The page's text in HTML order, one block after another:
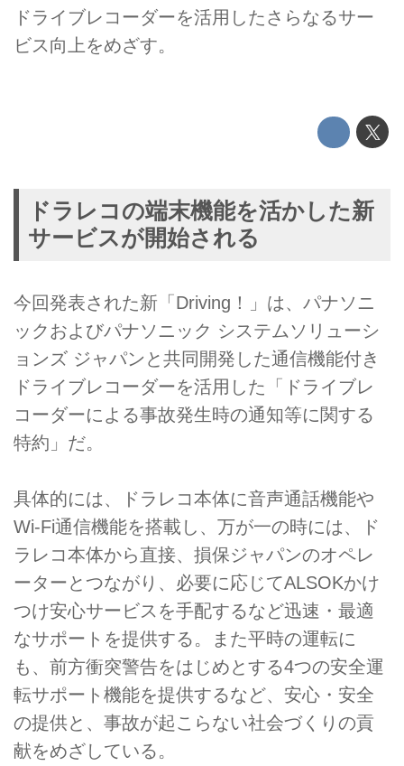
ドライブレコーダーを活用したさらなるサー
ビス向上をめざす。
ドラレコの端末機能を活かした新
サービスが開始される
今回発表された新「Driving！」は、パナソニ
ックおよびパナソニック システムソリューシ
ョンズ ジャパンと共同開発した通信機能付き
ドライブレコーダーを活用した「ドライブレ
コーダーによる事故発生時の通知等に関する
特約」だ。
具体的には、ドラレコ本体に音声通話機能や
Wi-Fi通信機能を搭載し、万が一の時には、ド
ラレコ本体から直接、損保ジャパンのオペレ
ーターとつながり、必要に応じてALSOKかけ
つけ安心サービスを手配するなど迅速・最適
なサポートを提供する。また平時の運転に
も、前方衝突警告をはじめとする4つの安全運
転サポート機能を提供するなど、安心・安全
の提供と、事故が起こらない社会づくりの貢
献をめざしている。